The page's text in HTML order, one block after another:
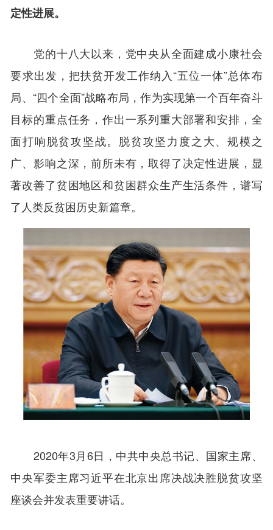
定性进展。
党的十八大以来，党中央从全面建成小康社会
要求出发，把扶贫开发工作纳入“五位一体”总体布
局、“四个全面”战略布局，作为实现第一个百年奋斗
目标的重点任务，作出一系列重大部署和安排，全
面打响脱贫攻坚战。脱贫攻坚力度之大、规模之
广、影响之深，前所未有，取得了决定性进展，显
著改善了贫困地区和贫困群众生产生活条件，谱写
了人类反贫困历史新篇章。
2020年3月6日，中共中央总书记、国家主席、
中央军委主席习近平在北京出席决战决胜脱贫攻坚
座谈会并发表重要讲话。